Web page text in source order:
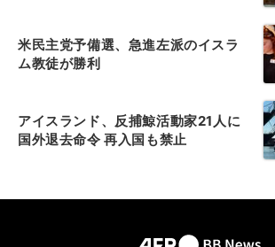
米民主党予備選、急進左派のイスラ
ム教徒が勝利
アイスランド、反捕鯨活動家21人に
国外退去命令 再入国も禁止